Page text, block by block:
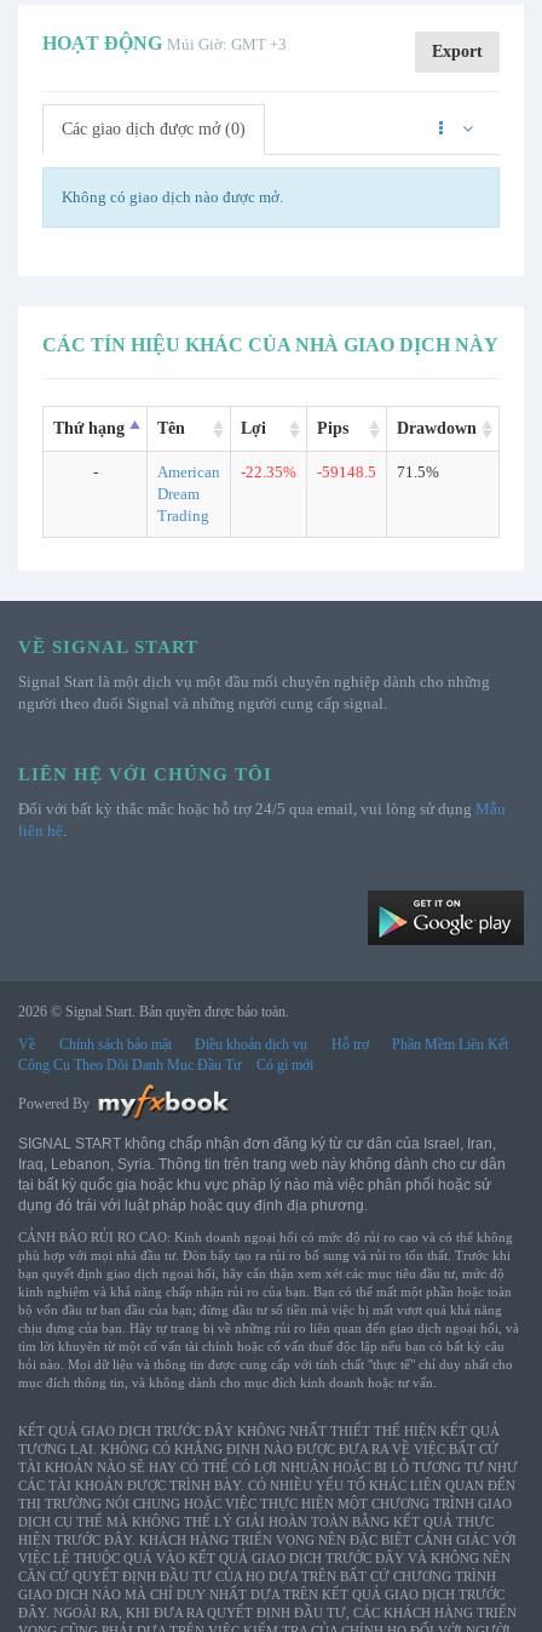
HOẠT ĐỘNG Múi Giờ: GMT +3 Export
Các giao dịch được mở (0)
Không có giao dịch nào được mở.
CÁC TÍN HIỆU KHÁC CỦA NHÀ GIAO DỊCH NÀY
Thứ hạng Tên Lợi Pips Drawdown
-
American
Dream
Trading
-22.35% -59148.5 71.5%
VỀ SIGNAL START
Signal Start là một dịch vụ một đầu mối chuyên nghiệp dành cho những
người theo đuổi Signal và những người cung cấp signal.
LIÊN HỆ VỚI CHÚNG TÔI
Đối với bất kỳ thắc mắc hoặc hỗ trợ 24/5 qua email, vui lòng sử dụng Mẫu
liên hệ.
2026 © Signal Start. Bản quyền được bảo toàn.
Về
Chính sách bảo mật Điều khoản dịch vụ Hỗ trợ
Phần Mềm Liên Kết
Công Cụ Theo Dõi Danh Mục Đầu Tư
Có gì mới
Powered By
SIGNAL START không chấp nhận đơn đăng ký từ cư dân của Israel, Iran,
Iraq, Lebanon, Syria. Thông tin trên trang web này không dành cho cư dân
tại bất kỳ quốc gia hoặc khu vực pháp lý nào mà việc phân phối hoặc sử
dụng đó trái với luật pháp hoặc quy định địa phương.
CẢNH BÁO RỦI RO CAO: Kinh doanh ngoại hối có mức độ rủi ro cao và có thể không
phù hợp với mọi nhà đầu tư. Đòn bẩy tạo ra rủi ro bổ sung và rủi ro tổn thất. Trước khi
bạn quyết định giao dịch ngoại hối, hãy cẩn thận xem xét các mục tiêu đầu tư, mức độ
kinh nghiệm và khả năng chấp nhận rủi ro của bạn. Bạn có thể mất một phần hoặc toàn
bộ vốn đầu tư ban đầu của bạn; đừng đầu tư số tiền mà việc bị mất vượt quá khả năng
chịu đựng của bạn. Hãy tự trang bị về những rủi ro liên quan đến giao dịch ngoại hối, và
tìm lời khuyên từ một cố vấn tài chính hoặc cố vấn thuế độc lập nếu bạn có bất kỳ câu
hỏi nào. Mọi dữ liệu và thông tin được cung cấp với tính chất "thực tế" chỉ duy nhất cho
mục đích thông tin, và không dành cho mục đích kinh doanh hoặc tư vấn.
KẾT QUẢ GIAO DỊCH TRƯỚC ĐÂY KHÔNG NHẤT THIẾT THỂ HIỆN KẾT QUẢ
TƯƠNG LAI. KHÔNG CÓ KHẲNG ĐỊNH NÀO ĐƯỢC ĐƯA RA VỀ VIỆC BẤT CỨ
TÀI KHOẢN NÀO SẼ HAY CÓ THỂ CÓ LỢI NHUẬN HOẶC BỊ LỖ TƯƠNG TỰ NHƯ
CÁC TÀI KHOẢN ĐƯỢC TRÌNH BÀY. CÓ NHIỀU YẾU TỐ KHÁC LIÊN QUAN ĐẾN
THỊ TRƯỜNG NÓI CHUNG HOẶC VIỆC THỰC HIỆN MỘT CHƯƠNG TRÌNH GIAO
DỊCH CỤ THỂ MÀ KHÔNG THỂ LÝ GIẢI HOÀN TOÀN BẰNG KẾT QUẢ THỰC
HIỆN TRƯỚC ĐÂY. KHÁCH HÀNG TRIỂN VỌNG NÊN ĐẶC BIỆT CẢNH GIÁC VỚI
VIỆC LỆ THUỘC QUÁ VÀO KẾT QUẢ GIAO DỊCH TRƯỚC ĐÂY VÀ KHÔNG NÊN
CĂN CỨ QUYẾT ĐỊNH ĐẦU TƯ CỦA HỌ DỰA TRÊN BẤT CỨ CHƯƠNG TRÌNH
GIAO DỊCH NÀO MÀ CHỈ DUY NHẤT DỰA TRÊN KẾT QUẢ GIAO DỊCH TRƯỚC
ĐÂY. NGOÀI RA, KHI ĐƯA RA QUYẾT ĐỊNH ĐẦU TƯ, CÁC KHÁCH HÀNG TRIỂN